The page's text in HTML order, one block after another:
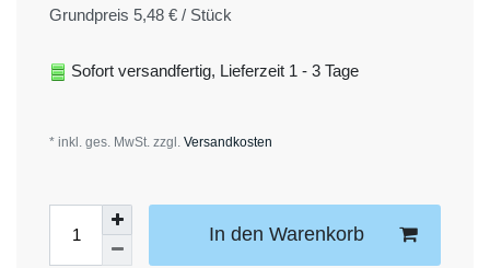
Grundpreis 5,48 € / Stück
Sofort versandfertig, Lieferzeit 1 - 3 Tage
* inkl. ges. MwSt. zzgl. Versandkosten
In den Warenkorb